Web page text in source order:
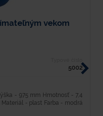
vekom
5002
- 975 mm Hmotnosť - 7,4
- plast Farba - modrá